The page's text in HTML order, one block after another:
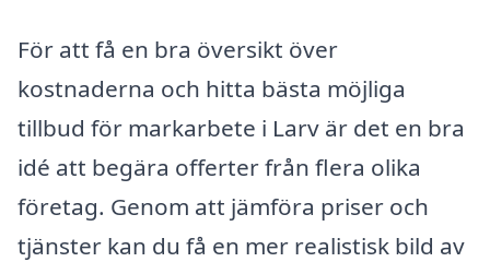
För att få en bra översikt över
kostnaderna och hitta bästa möjliga
tillbud för markarbete i Larv är det en bra
idé att begära offerter från flera olika
företag. Genom att jämföra priser och
tjänster kan du få en mer realistisk bild av